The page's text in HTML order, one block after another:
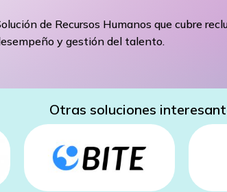
de Recursos Humanos que cubre
y gestión del talento.
Otras soluciones